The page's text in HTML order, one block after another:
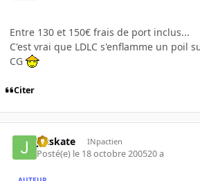
Entre 130 et 150€ frais de port inclus...
C'est vrai que LDLC s'enflamme un poil
CG
Citer
jetskate INpactien
Posté(e) le 18 octobre 200520 a